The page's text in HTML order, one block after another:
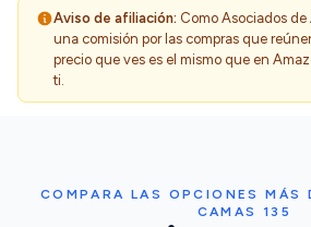
Aviso de afiliación: Como Asociados
una comisión por las compras que
precio que ves es el mismo que en
ti.
COMPARA LAS OPCIONES MÁS
CAMAS 135